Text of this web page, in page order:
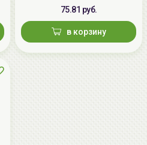
75.81 руб.
в корзину